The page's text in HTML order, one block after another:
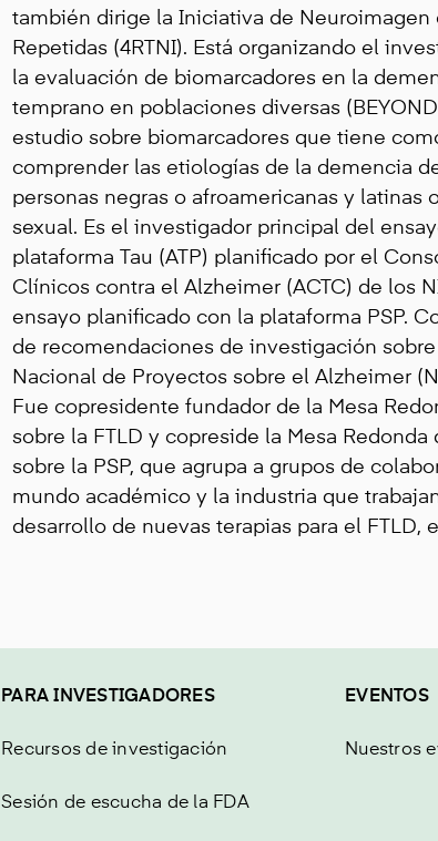
también dirige la Iniciativa de Neuroimagen
Repetidas (4RTNI). Está organizando el
la evaluación de biomarcadores en la
temprano en poblaciones diversas
estudio sobre biomarcadores que tiene
comprender las etiologías de la demencia
personas negras o afroamericanas y latinas
sexual. Es el investigador principal del
plataforma Tau (ATP) planificado por el
Clínicos contra el Alzheimer (ACTC) de los
ensayo planificado con la plataforma PSP.
de recomendaciones de investigación sobre
Nacional de Proyectos sobre el Alzheimer
Fue copresidente fundador de la Mesa
sobre la FTLD y copreside la Mesa
sobre la PSP, que agrupa a grupos de
mundo académico y la industria que
desarrollo de nuevas terapias para el FTLD,
PARA INVESTIGADORES
Recursos de investigación
Sesión de escucha de la FDA
EVENTOS
Nuestros